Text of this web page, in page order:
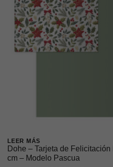
LEER MÁS
Dohe – Tarjeta de
cm – Modelo Pascua